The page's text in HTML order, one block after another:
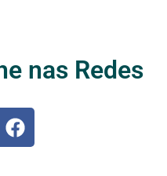
nas Redes